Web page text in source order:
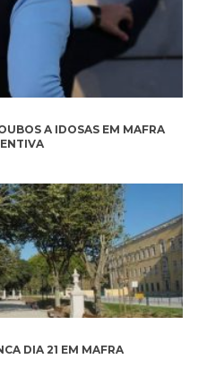
A IDOSAS EM MAFRA
DIA 21 EM MAFRA